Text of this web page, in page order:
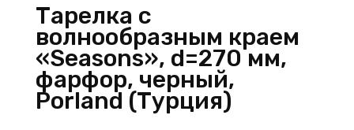
Тарелка с
волнообразным краем
«Seasons», d=270 мм,
фарфор, черный,
Porland (Турция)